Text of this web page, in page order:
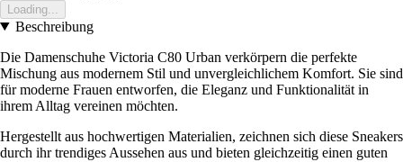
Loading...
Beschreibung
Die Damenschuhe Victoria C80 Urban verkörpern die perfekte
Mischung aus modernem Stil und unvergleichlichem Komfort. Sie sind
für moderne Frauen entworfen, die Eleganz und Funktionalität in
ihrem Alltag vereinen möchten.
Hergestellt aus hochwertigen Materialien, zeichnen sich diese Sneakers
durch ihr trendiges Aussehen aus und bieten gleichzeitig einen guten